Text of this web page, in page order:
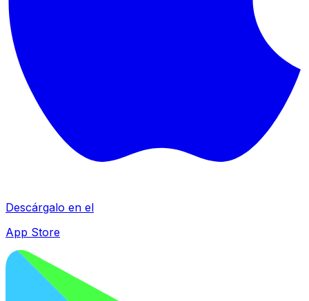
Descárgalo en el
App Store